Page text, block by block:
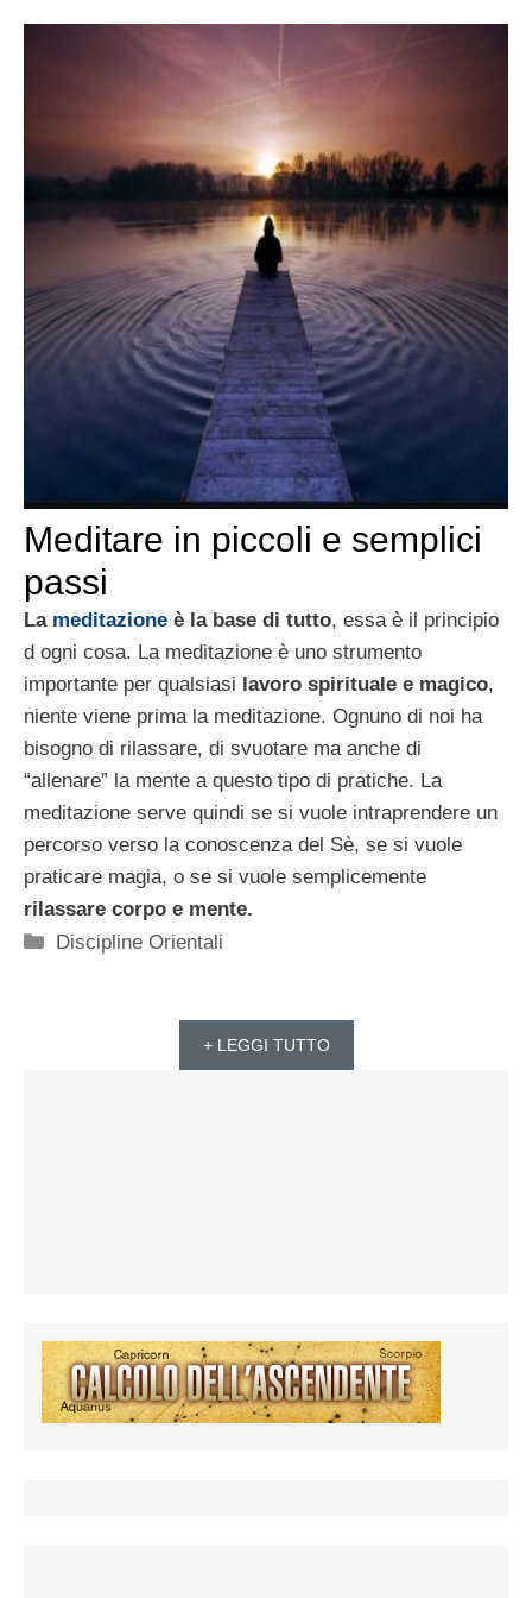
Meditare in piccoli e semplici
passi
La meditazione è la base di tutto, essa è il principio
d ogni cosa. La meditazione è uno strumento
importante per qualsiasi lavoro spirituale e magico,
niente viene prima la meditazione. Ognuno di noi ha
bisogno di rilassare, di svuotare ma anche di
“allenare” la mente a questo tipo di pratiche. La
meditazione serve quindi se si vuole intraprendere un
percorso verso la conoscenza del Sè, se si vuole
praticare magia, o se si vuole semplicemente
rilassare corpo e mente.
Categorie
Discipline Orientali
+ LEGGI TUTTO